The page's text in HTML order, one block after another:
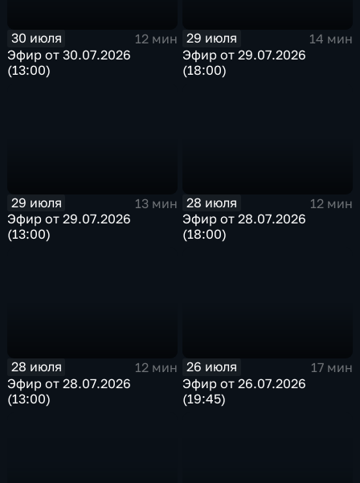
30 июля
12 мин
Эфир от 30.07.2026
(13:00)
29 июля
14 мин
Эфир от 29.07.2026
(18:00)
29 июля
13 мин
Эфир от 29.07.2026
(13:00)
28 июля
12 мин
Эфир от 28.07.2026
(18:00)
28 июля
12 мин
Эфир от 28.07.2026
(13:00)
26 июля
17 мин
Эфир от 26.07.2026
(19:45)